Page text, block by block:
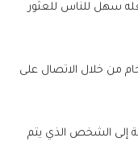
سهل للناس للعثور
من خلال الاتصال على
إلى الشخص الذي يتم